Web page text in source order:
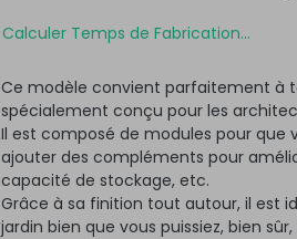
Calculer Temps de Fabrication...
Ce modèle convient parfaitement à
spécialement conçu pour les
Il est composé de modules pour que
ajouter des compléments pour
capacité de stockage, etc.
Grâce à sa finition tout autour, il est
jardin bien que vous puissiez, bien